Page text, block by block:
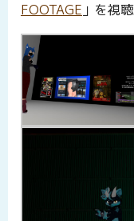
FOOTAGE 」を視